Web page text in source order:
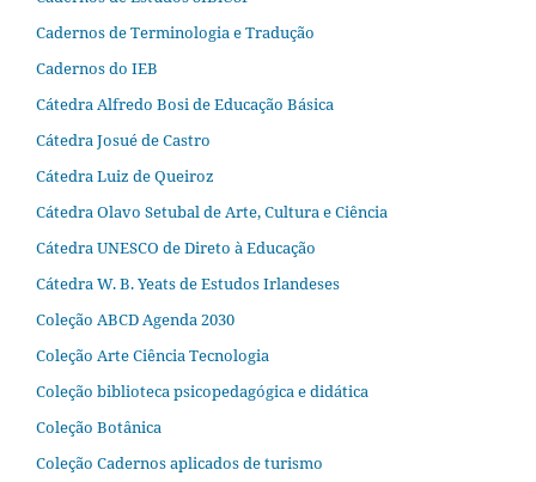
Cadernos de Terminologia e Tradução
Cadernos do IEB
Cátedra Alfredo Bosi de Educação Básica
Cátedra Josué de Castro
Cátedra Luiz de Queiroz
Cátedra Olavo Setubal de Arte, Cultura e Ciência
Cátedra UNESCO de Direto à Educação
Cátedra W. B. Yeats de Estudos Irlandeses
Coleção ABCD Agenda 2030
Coleção Arte Ciência Tecnologia
Coleção biblioteca psicopedagógica e didática
Coleção Botânica
Coleção Cadernos aplicados de turismo